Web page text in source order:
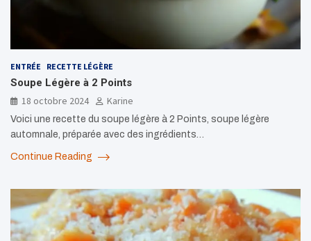
ENTRÉE RECETTE LÉGÈRE
Soupe Légère à 2 Points
18 octobre 2024
Karine
Voici une recette du soupe légère à 2 Points, soupe légère
automnale, préparée avec des ingrédients…
Continue Reading